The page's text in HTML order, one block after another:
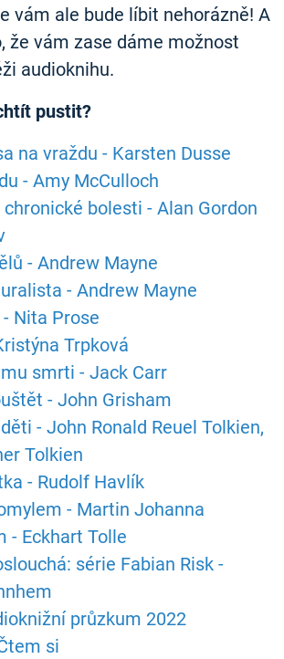
vám ale bude líbit nehorázně! A
že vám zase dáme možnost
audioknihu.
pustit?
na vraždu - Karsten Dusse
- Amy McCulloch
bolesti - Alan Gordon
- Andrew Mayne
- Andrew Mayne
Nita Prose
Trpková
smrti - Jack Carr
- John Grisham
- John Ronald Reuel Tolkien,
Tolkien
- Rudolf Havlík
- Martin Johanna
- Eckhart Tolle
série Fabian Risk -
průzkum 2022
si